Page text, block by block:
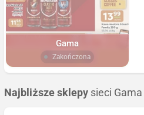
Gama
Zakończona
Najbliższe sklepy sieci Gama